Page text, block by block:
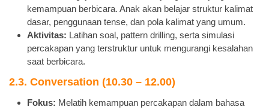
kemampuan berbicara. Anak akan belajar struktur kalimat
dasar, penggunaan tense, dan pola kalimat yang umum.
Aktivitas: Latihan soal, pattern drilling, serta simulasi
percakapan yang terstruktur untuk mengurangi kesalahan
saat berbicara.
2.3. Conversation (10.30 – 12.00)
Fokus: Melatih kemampuan percakapan dalam bahasa